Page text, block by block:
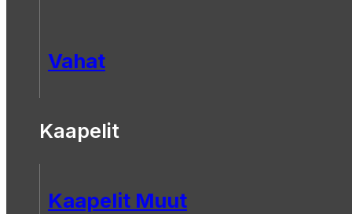
Vahat
Kaapelit
Kaapelit Muut